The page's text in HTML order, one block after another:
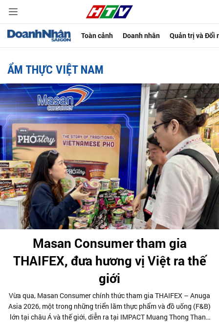
Toàn cảnh Doanh nhân Quản trị và Đổi
ẨM THỰC VIỆT NAM
Masan Consumer tham gia
THAIFEX, đưa hương vị Việt ra thế
giới
Vừa qua, Masan Consumer chính thức tham gia THAIFEX – Anuga
Asia 2026, một trong những triển lãm thực phẩm và đồ uống (F&B)
lớn tại châu Á và thế giới, diễn ra tại IMPACT Muang Thong Thani,